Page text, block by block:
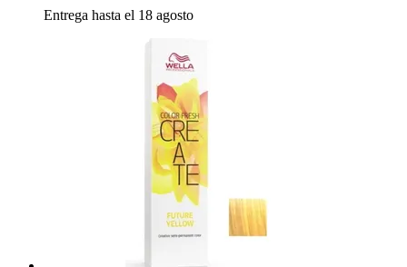
Entrega hasta el 18 agosto